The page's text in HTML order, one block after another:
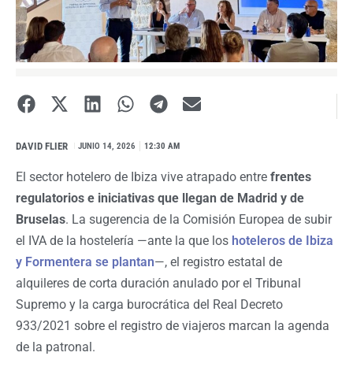
DAVID FLIER JUNIO 14, 2026 12:30 AM
El sector hotelero de Ibiza vive atrapado entre frentes
regulatorios e iniciativas que llegan de Madrid y de
Bruselas. La sugerencia de la Comisión Europea de subir
el IVA de la hostelería —ante la que los hoteleros de Ibiza
y Formentera se plantan—, el registro estatal de
alquileres de corta duración anulado por el Tribunal
Supremo y la carga burocrática del Real Decreto
933/2021 sobre el registro de viajeros marcan la agenda
de la patronal.